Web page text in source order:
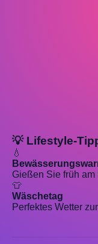
💡 Lifestyle-
💧
Gießen Sie früh am
👕
Wäschetag
Perfektes Wetter